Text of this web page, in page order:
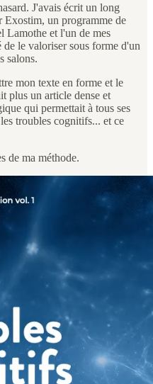
J'avais écrit un long
Exostim, un programme de
Lamothe et l'un de mes
le valoriser sous forme d'un
salons.
mon texte en forme et le
plus un article dense et
qui permettait à tous ses
troubles cognitifs... et ce
de ma méthode.